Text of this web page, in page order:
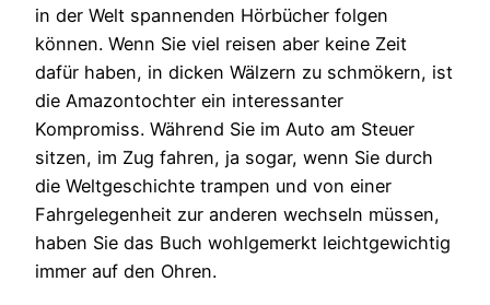
in der Welt spannenden Hörbücher folgen
können. Wenn Sie viel reisen aber keine Zeit
dafür haben, in dicken Wälzern zu schmökern, ist
die Amazontochter ein interessanter
Kompromiss. Während Sie im Auto am Steuer
sitzen, im Zug fahren, ja sogar, wenn Sie durch
die Weltgeschichte trampen und von einer
Fahrgelegenheit zur anderen wechseln müssen,
haben Sie das Buch wohlgemerkt leichtgewichtig
immer auf den Ohren.